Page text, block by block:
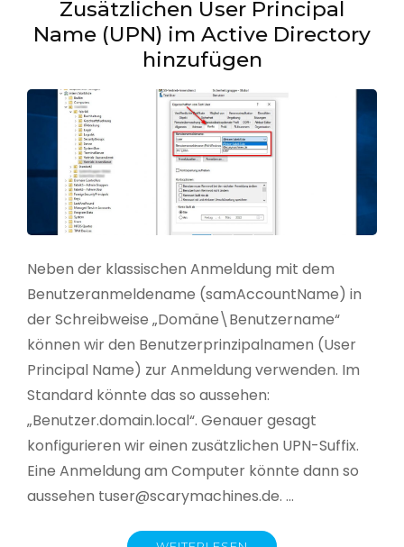
Zusätzlichen User Principal
Name (UPN) im Active Directory
hinzufügen
Neben der klassischen Anmeldung mit dem
Benutzeranmeldename (samAccountName) in
der Schreibweise „Domäne\Benutzername“
können wir den Benutzerprinzipalnamen (User
Principal Name) zur Anmeldung verwenden. Im
Standard könnte das so aussehen:
„Benutzer.domain.local“. Genauer gesagt
konfigurieren wir einen zusätzlichen UPN-Suffix.
Eine Anmeldung am Computer könnte dann so
aussehen tuser@scarymachines.de. …